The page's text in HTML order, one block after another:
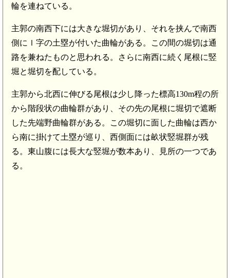
輪を連ねている。
主郭の南西下には大きな堀切があり、それを挟んで南西
側にｌ字の土塁が付いた曲輪がある。この間の堀切は通
路を兼ねたものと思われる。さらに南西に続く尾根に竪
堀と堀切を配している。
主郭から北西に伸びる尾根は少し降った標高130m程の所
から階段状の曲輪群があり、その先の尾根に堀切で遮断
した先端野曲輪群がある。この堀切に面した曲輪は西か
ら南に掛けて土塁が巡り、西側面には畝状竪堀群が残
る。東山腹には長大な竪堀が数本あり、見所の一つであ
る。